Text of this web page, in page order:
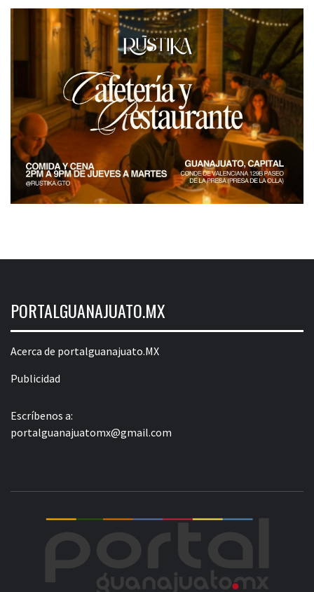
PORTALGUANAJUATO.MX
Acerca de portalguanajuato.MX
Publicidad
Escríbenos a:
portalguanajuatomx@gmail.com